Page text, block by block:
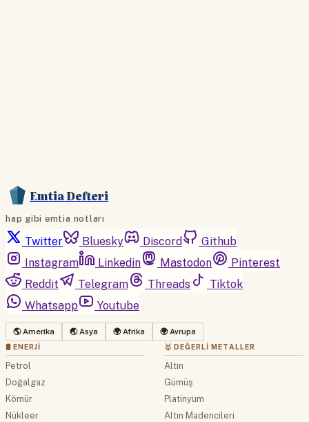
Emtia Defteri
hap gibi emtia notları
Twitter Bluesky Discord
Github
Instagram
Linkedin Mastodon
Pinterest
Reddit
Telegram Threads
Tiktok
Whatsapp
Youtube
🌎 Amerika 🌏 Asya 🌍 Afrika 🌍 Avrupa
🛢 ENERJI
Petrol
Doğalgaz
Kömür
Nükleer
🥇 DEĞERLI METALLER
Altın
Gümüş
Platinyum
Altın Madencileri